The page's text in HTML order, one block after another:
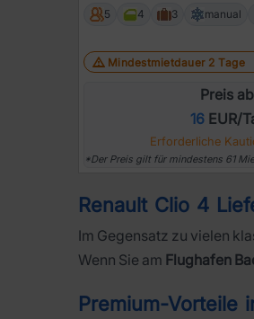
5 4 3 manual
Mindestmietdauer 2 Tage
Preis
16EUR/
Erforderliche
*Der Preis gilt für mindestens 61
Renault Clio 4
Im Gegensatz zu vielen
Wenn Sie am Flughafen
Premium-Vorteile